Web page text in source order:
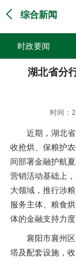
综合新闻
时政要闻
媒体聚焦
湖北省分
时间：
近期，湖北省
收抢烘、保粮护
间部署金融护航
营销活动基础上
大领域，推行涉
服务主体、粮食
体的金融支持力度
襄阳市襄州区
塔及配套设施，